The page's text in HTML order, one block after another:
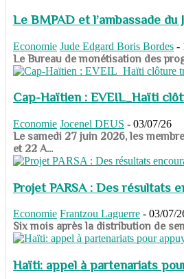
Le BMPAD et l’ambassade
Economie Jude Edgard Boris Bordes -
​​​​​​​Le Bureau de monétisation des
Cap-Haïtien : EVEIL_Haïti
Economie Jocenel DEUS - 03/07/26
Le samedi 27 juin 2026, les
et 22 A...
Projet PARSA : Des résultats
Economie Frantzou Laguerre - 03/07/
​​​​​​​Six mois après la distribution de
Haïti: appel à partenariats